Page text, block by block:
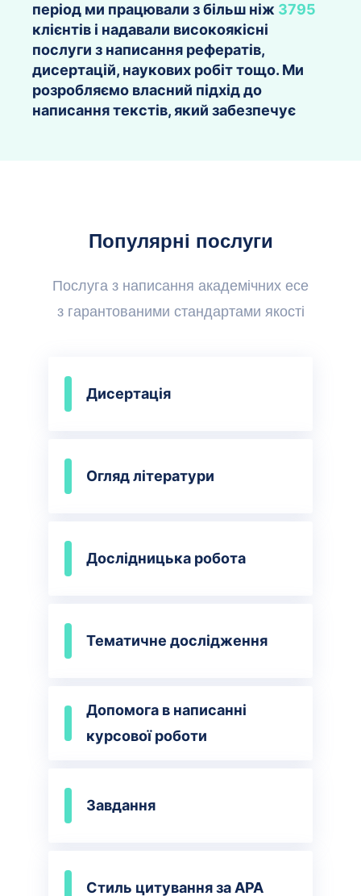
період ми працювали з більш ніж 3795
клієнтів і надавали високоякісні
послуги з написання рефератів,
дисертацій, наукових робіт тощо. Ми
розробляємо власний підхід до
написання текстів, який забезпечує
Популярні послуги
Послуга з написання академічних есе
з гарантованими стандартами якості
Дисертація
Огляд літератури
Дослідницька робота
Тематичне дослідження
Допомога в написанні
курсової роботи
Завдання
Стиль цитування за APA